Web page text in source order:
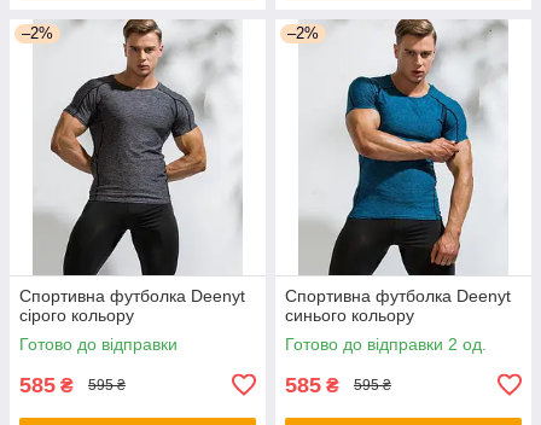
–2%
Спортивна футболка Deenyt
сірого кольору
Готово до відправки
585 ₴ 595 ₴
–2%
Спортивна футболка Deenyt
синього кольору
Готово до відправки 2 од.
585 ₴ 595 ₴